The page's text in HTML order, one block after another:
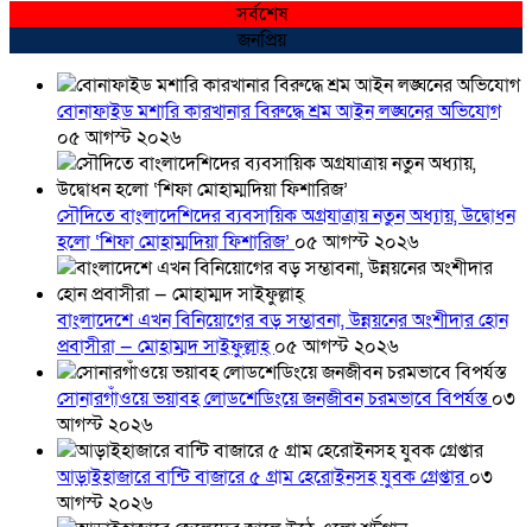
সর্বশেষ
জনপ্রিয়
বোনাফাইড মশারি কারখানার বিরুদ্ধে শ্রম আইন লঙ্ঘনের অভিযোগ
০৫ আগস্ট ২০২৬
সৌদিতে বাংলাদেশিদের ব্যবসায়িক অগ্রযাত্রায় নতুন অধ্যায়, উদ্বোধন
হলো ‘শিফা মোহাম্মদিয়া ফিশারিজ’ ০৫ আগস্ট ২০২৬
বাংলাদেশে এখন বিনিয়োগের বড় সম্ভাবনা, উন্নয়নের অংশীদার হোন
প্রবাসীরা — মোহাম্মদ সাইফুল্লাহ্০৫ আগস্ট ২০২৬
সোনারগাঁওয়ে ভয়াবহ লোডশেডিংয়ে জনজীবন চরমভাবে বিপর্যস্ত০৩
আগস্ট ২০২৬
আড়াইহাজারে বান্টি বাজারে ৫ গ্রাম হেরোইনসহ যুবক গ্রেপ্তার০৩
আগস্ট ২০২৬